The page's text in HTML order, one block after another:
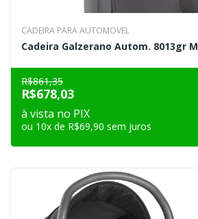
CADEIRA PARA AUTOMOVEL
Cadeira Galzerano Autom. 8013gr
R$861,35
R$678,03
à vista no PIX
ou 10x de R$69,90 sem juros